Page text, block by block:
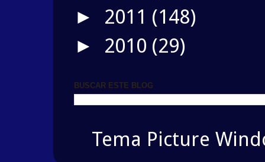
► 2011 (148)
► 2010 (29)
BUSCAR ESTE BLOG
Tema Picture